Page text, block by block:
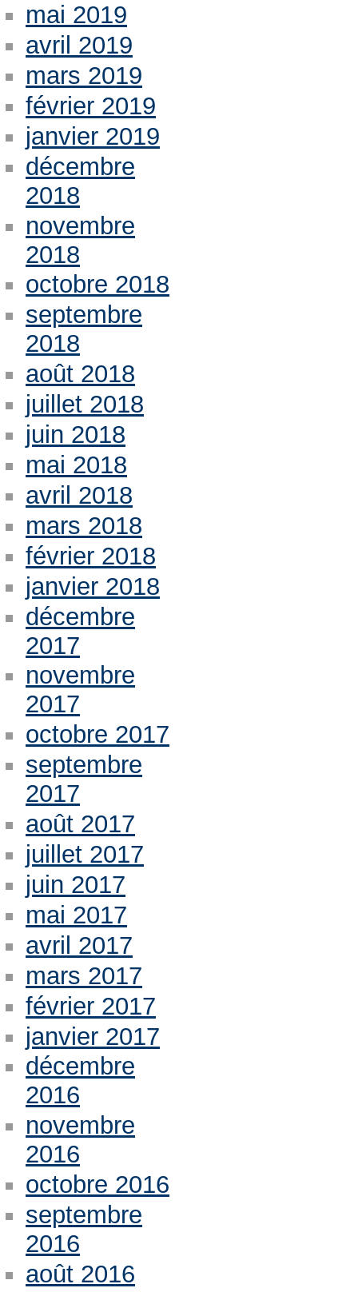
mai 2019
avril 2019
mars 2019
février 2019
janvier 2019
décembre
2018
novembre
2018
octobre 2018
septembre
2018
août 2018
juillet 2018
juin 2018
mai 2018
avril 2018
mars 2018
février 2018
janvier 2018
décembre
2017
novembre
2017
octobre 2017
septembre
2017
août 2017
juillet 2017
juin 2017
mai 2017
avril 2017
mars 2017
février 2017
janvier 2017
décembre
2016
novembre
2016
octobre 2016
septembre
2016
août 2016